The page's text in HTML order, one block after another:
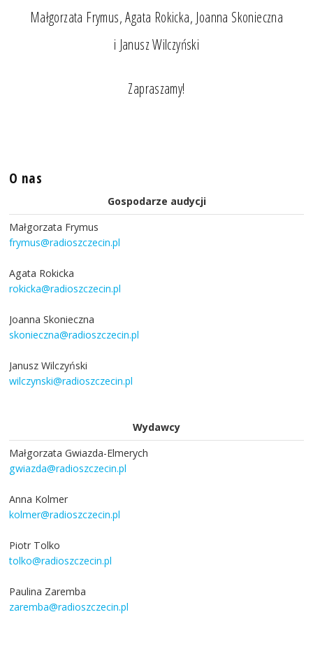
Małgorzata Frymus, Agata Rokicka, Joanna Skonieczna
i Janusz Wilczyński
Zapraszamy!
O nas
Gospodarze audycji
Małgorzata Frymus
frymus@radioszczecin.pl
Agata Rokicka
rokicka@radioszczecin.pl
Joanna Skonieczna
skonieczna@radioszczecin.pl
Janusz Wilczyński
wilczynski@radioszczecin.pl
Wydawcy
Małgorzata Gwiazda-Elmerych
gwiazda@radioszczecin.pl
Anna Kolmer
kolmer@radioszczecin.pl
Piotr Tolko
tolko@radioszczecin.pl
Paulina Zaremba
zaremba@radioszczecin.pl